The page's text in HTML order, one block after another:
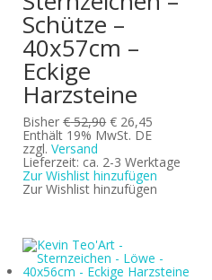
Schütze –
40x57cm –
Eckige
Harzsteine
Bisher €52,90Ursprünglicher
Preis
€ 52,90
€ 26,45
€ 26,45.
Enthält 19% MwSt. DE
zzgl.Versand
Lieferzeit: ca. 2-3 Werktage
Zur Wishlist hinzufügen
Zur Wishlist hinzufügen